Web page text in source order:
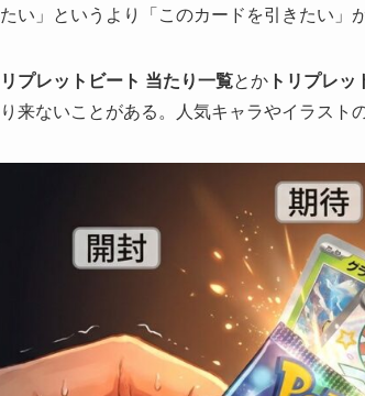
たい」というより「このカードを引きたい」
リプレットビート 当たり一覧とか トリプレ
来ないことがある。人気キャラやイラスト